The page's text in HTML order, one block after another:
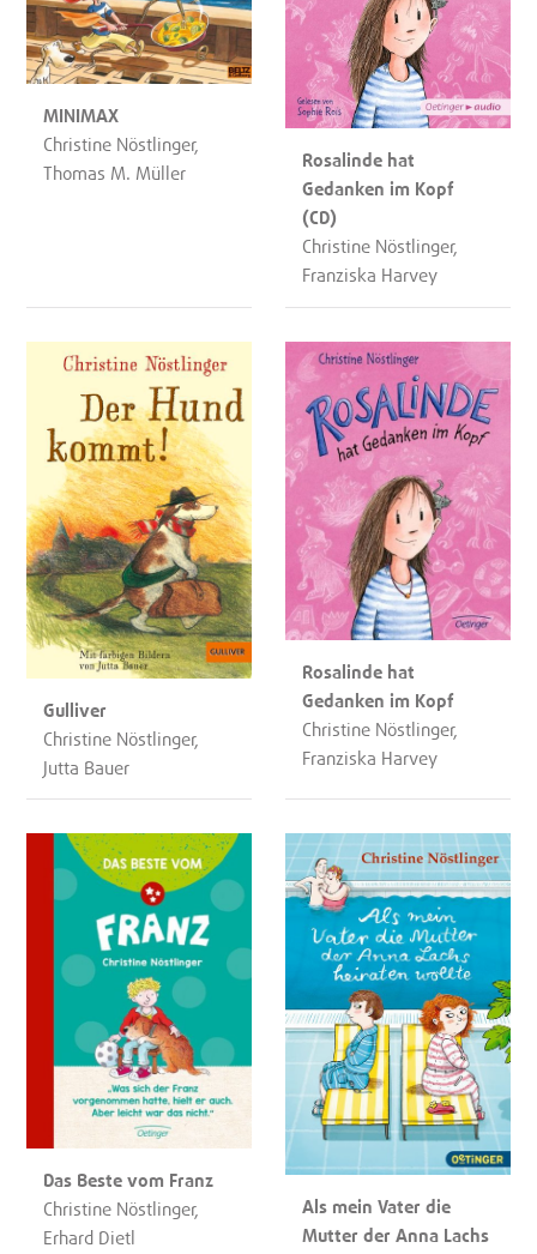
MINIMAX
Christine Nöstlinger,
Thomas M. Müller
Rosalinde hat
Gedanken im Kopf
(CD)
Christine Nöstlinger,
Franziska Harvey
Gulliver
Christine Nöstlinger,
Jutta Bauer
Rosalinde hat
Gedanken im Kopf
Christine Nöstlinger,
Franziska Harvey
Das Beste vom Franz
Christine Nöstlinger,
Erhard Dietl
Als mein Vater die
Mutter der Anna Lachs